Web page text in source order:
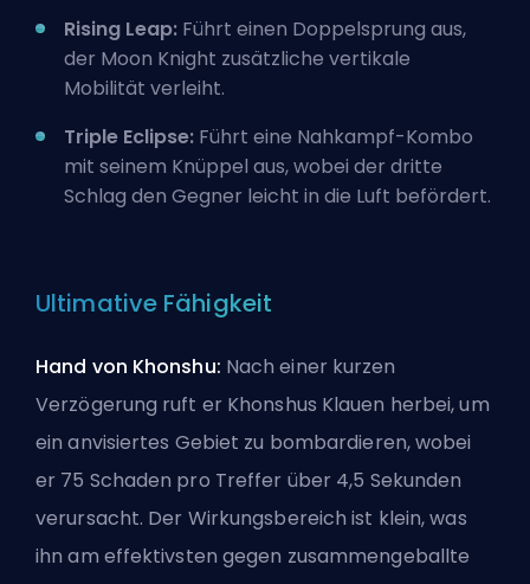
Rising Leap: Führt einen Doppelsprung aus,
der Moon Knight zusätzliche vertikale
Mobilität verleiht.
Triple Eclipse: Führt eine Nahkampf-Kombo
mit seinem Knüppel aus, wobei der dritte
Schlag den Gegner leicht in die Luft befördert.
Ultimative Fähigkeit
Hand von Khonshu: Nach einer kurzen
Verzögerung ruft er Khonshus Klauen herbei, um
ein anvisiertes Gebiet zu bombardieren, wobei
er 75 Schaden pro Treffer über 4,5 Sekunden
verursacht. Der Wirkungsbereich ist klein, was
ihn am effektivsten gegen zusammengeballte